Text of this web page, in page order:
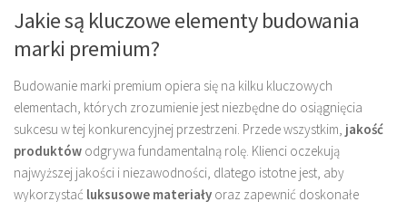
Jakie są kluczowe elementy budowania
marki premium?
Budowanie marki premium opiera się na kilku kluczowych
elementach, których zrozumienie jest niezbędne do osiągnięcia
sukcesu w tej konkurencyjnej przestrzeni. Przede wszystkim, jakość
produktów odgrywa fundamentalną rolę. Klienci oczekują
najwyższej jakości i niezawodności, dlatego istotne jest, aby
wykorzystać luksusowe materiały oraz zapewnić doskonałe